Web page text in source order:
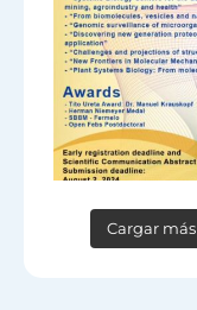
Cargar más